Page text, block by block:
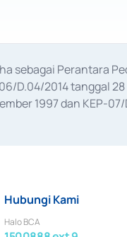
sebagai Perantara
D.04/2014 tanggal
1997 dan KEP-
Hubungi Kami
Halo BCA